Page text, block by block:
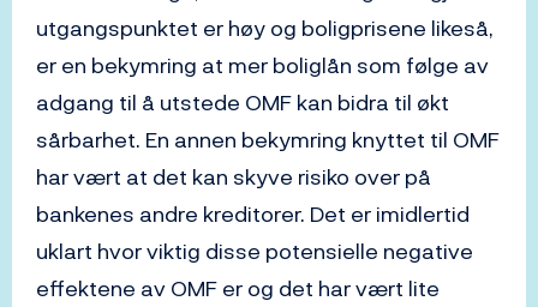
utgangspunktet er høy og boligprisene likeså,
er en bekymring at mer boliglån som følge av
adgang til å utstede OMF kan bidra til økt
sårbarhet. En annen bekymring knyttet til OMF
har vært at det kan skyve risiko over på
bankenes andre kreditorer. Det er imidlertid
uklart hvor viktig disse potensielle negative
effektene av OMF er og det har vært lite